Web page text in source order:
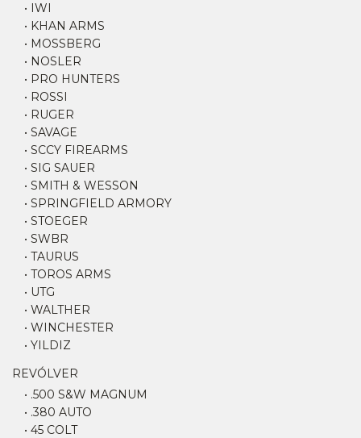
• IWI
• KHAN ARMS
• MOSSBERG
• NOSLER
• PRO HUNTERS
• ROSSI
• RUGER
• SAVAGE
• SCCY FIREARMS
• SIG SAUER
• SMITH & WESSON
• SPRINGFIELD ARMORY
• STOEGER
• SWBR
• TAURUS
• TOROS ARMS
• UTG
• WALTHER
• WINCHESTER
• YILDIZ
REVÓLVER
• .500 S&W MAGNUM
• .380 AUTO
• 45 COLT